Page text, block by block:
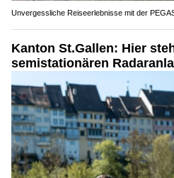
Unvergessliche Reiseerlebnisse mit der
Kanton St.Gallen: Hier
semistationären